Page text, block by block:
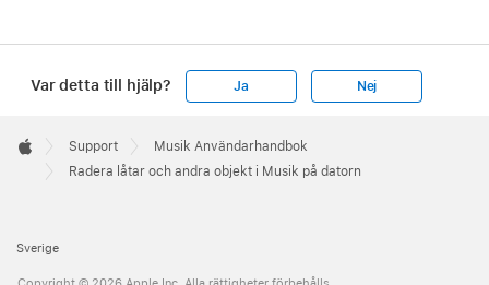
Var detta till hjälp? Ja Nej
Footer

Apple
Support
Musik Användarhandbok
Radera låtar och andra objekt i Musik på datorn
Sverige